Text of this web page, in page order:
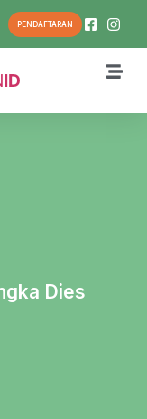
PENDAFTARAN
ID
Dies